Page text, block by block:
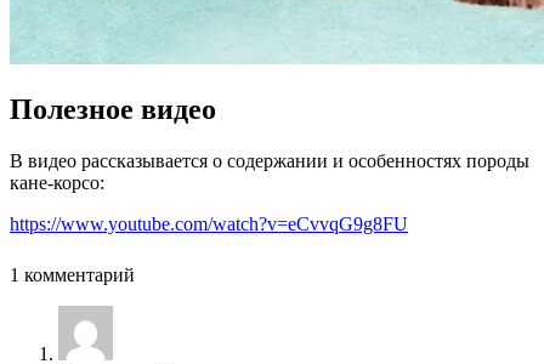
Полезное видео
В видео рассказывается о содержании и особенностях породы
кане-корсо:
https://www.youtube.com/watch?v=eCvvqG9g8FU
1 комментарий